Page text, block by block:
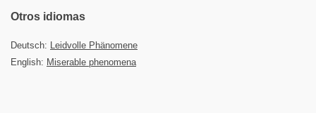
Otros idiomas
Deutsch: Leidvolle Phänomene
English: Miserable phenomena